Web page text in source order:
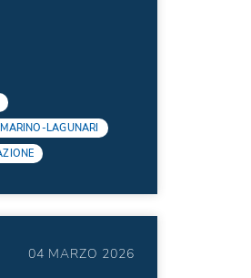
LAGUNARI
04 MARZO 2026